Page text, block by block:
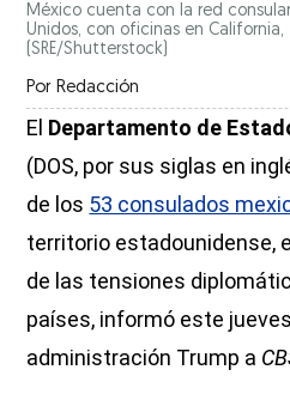
México cuenta con la red
Unidos, con oficinas en California,
(SRE/Shutterstock)
Por Redacción
El Departamento de
(DOS, por sus siglas en
de los 53 consulados
territorio estadounidense,
de las tensiones
países, informó este
administración Trump a